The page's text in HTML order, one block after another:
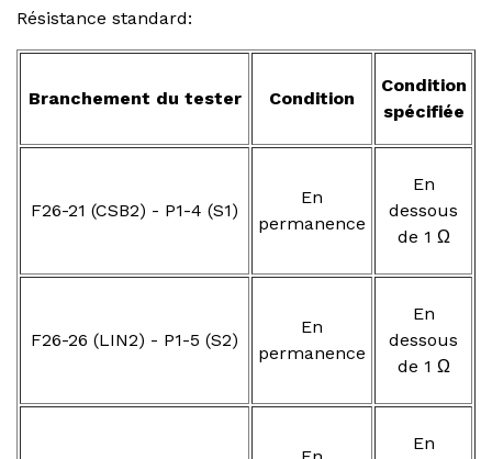
Résistance standard:
Branchement du tester Condition
Condition
spécifiée
F26-21 (CSB2) - P1-4 (S1)
En
permanence
En
dessous
de 1 Ω
F26-26 (LIN2) - P1-5 (S2)
En
permanence
En
dessous
de 1 Ω
En